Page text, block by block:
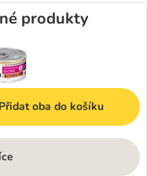
produkty
Přidat oba do košíku